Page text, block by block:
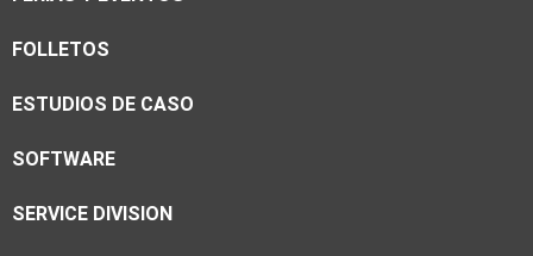
FOLLETOS
ESTUDIOS DE CASO
SOFTWARE
SERVICE DIVISION